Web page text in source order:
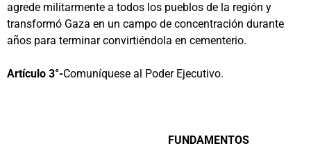
agrede militarmente a todos los pueblos de la región y
transformó Gaza en un campo de concentración durante
años para terminar convirtiéndola en cementerio.
Artículo 3°-Comuníquese al Poder Ejecutivo.
FUNDAMENTOS